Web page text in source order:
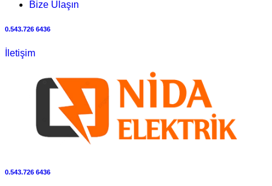
Bize Ulaşın
0.543.726 6436
İletişim
0.543.726 6436